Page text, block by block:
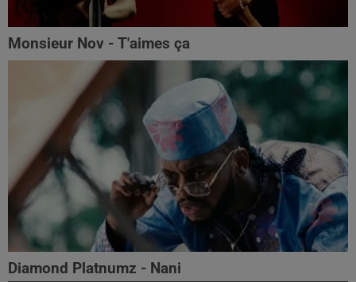
Monsieur Nov - T'aimes ça
Diamond Platnumz - Nani